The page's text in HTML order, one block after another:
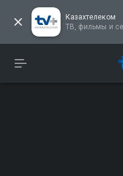
Казахтелеком
ТВ, фильмы и